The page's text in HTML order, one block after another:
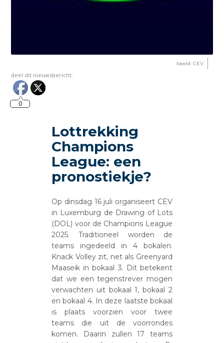
beeld: CEV
deel dit nieuwsbericht:
0
Lottrekking
Champions
League: een
pronostiekje?
Op dinsdag 16 juli organiseert CEV
in Luxemburg de Drawing of Lots
(DOL) voor de Champions League
2025. Traditioneel worden de
teams ingedeeld in 4 bokalen.
Knack Volley zit, net als Greenyard
Maaseik in bokaal 3. Dit betekent
dat we een tegenstrever mogen
verwachten uit bokaal 1, bokaal 2
en bokaal 4. In deze laatste bokaal
is plaats voorzien voor twee
teams die uit de voorrondes
komen. Daarin zullen 17 teams